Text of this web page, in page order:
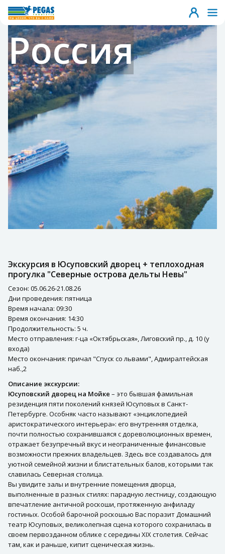
Россия
Экскурсия в Юсуповский дворец + теплоходная
прогулка "Северные острова дельты Невы"
Сезон: 05.06.26-21.08.26
Дни проведения: пятница
Время начала: 09:30
Время окончания: 14:30
Продолжительность: 5 ч.
Место отправления: г-ца «Октябрьская», Лиговский пр., д. 10 (у
входа)
Место окончания: причал "Спуск со львами", Адмиралтейская
наб.,2
Описание экскурсии:
Юсуповский дворец на Мойке – это бывшая фамильная
резиденция пяти поколений князей Юсуповых в Санкт-
Петербурге. Особняк часто называют «энциклопедией
аристократического интерьера»: его внутренняя отделка,
почти полностью сохранившаяся с дореволюционных времен,
отражает безупречный вкус и неограниченные финансовые
возможности прежних владельцев. Здесь все создавалось для
уютной семейной жизни и блистательных балов, которыми так
славилась Северная столица.
Вы увидите залы и внутренние помещения дворца,
выполненные в разных стилях: парадную лестницу, создающую
впечатление античной роскоши, протяженную анфиладу
гостиных. Особой барочной роскошью Вас поразит Домашний
театр Юсуповых, великолепная сцена которого сохранилась в
своем первозданном облике с середины XIX столетия. Сейчас
там, как и раньше, кипит сценическая жизнь.